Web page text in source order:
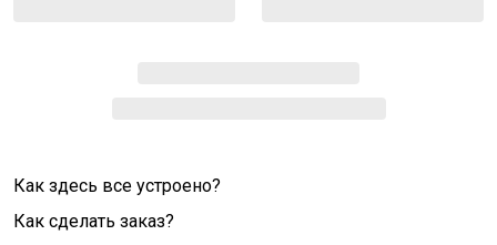
Как здесь все устроено?
Как сделать заказ?